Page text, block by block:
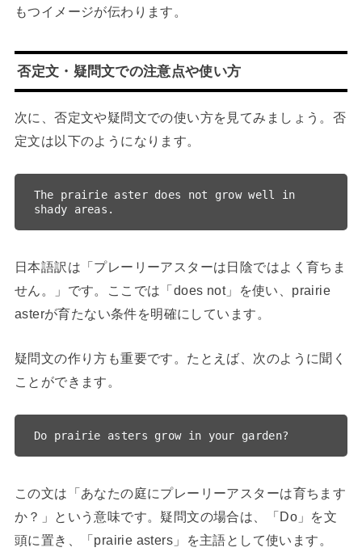
もつイメージが伝わります。
否定文・疑問文での注意点や使い方
次に、否定文や疑問文での使い方を見てみましょう。否
定文は以下のようになります。
The prairie aster does not grow well in
日本語訳は「プレーリーアスターは日陰ではよく育ちま
せん。」です。ここでは「does not」を使い、prairie
asterが育たない条件を明確にしています。
疑問文の作り方も重要です。たとえば、次のように聞く
ことができます。
この文は「あなたの庭にプレーリーアスターは育ちます
か？」という意味です。疑問文の場合は、「Do」を文
頭に置き、「prairie asters」を主語として使います。